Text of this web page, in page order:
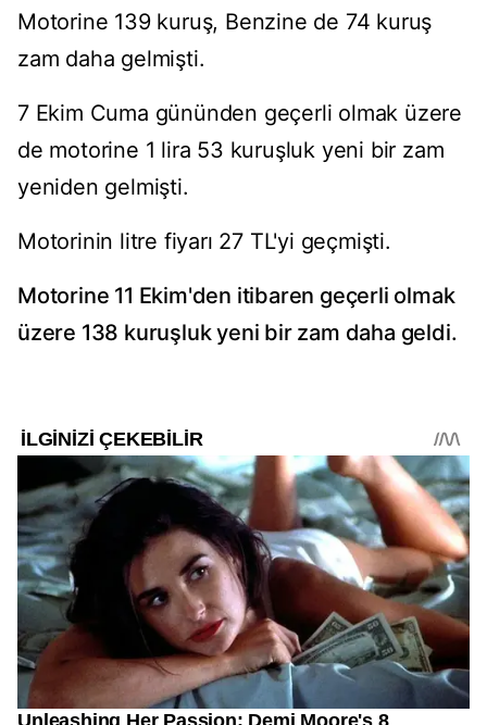
Motorine 139 kuruş, Benzine de 74 kuruş
zam daha gelmişti.
7 Ekim Cuma gününden geçerli olmak üzere
de motorine 1 lira 53 kuruşluk yeni bir zam
yeniden gelmişti.
Motorinin litre fiyarı 27 TL'yi geçmişti.
Motorine 11 Ekim'den itibaren geçerli olmak
üzere 138 kuruşluk yeni bir zam daha geldi.